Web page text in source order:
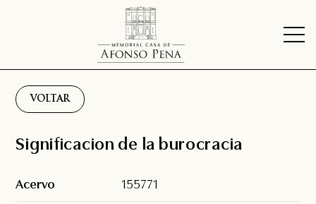
VOLTAR
Significacion de la burocracia
Acervo 155771